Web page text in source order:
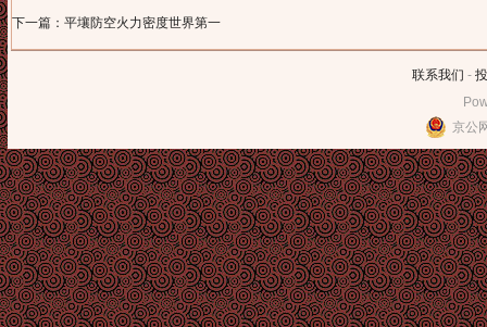
下一篇：平壤防空火力密度世界第一
联系我们 -
京公